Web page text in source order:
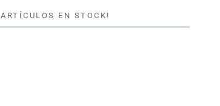
ARTÍCULOS EN STOCK!